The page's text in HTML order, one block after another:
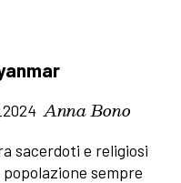
Anna Bono
sacerdoti e religiosi
sempre